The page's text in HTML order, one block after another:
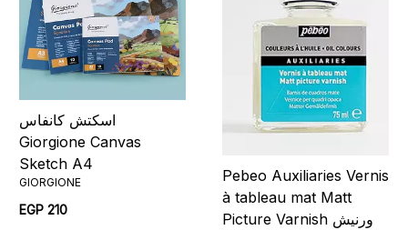
اسكتش كانفاس
Giorgione Canvas
Sketch A4
GIORGIONE
EGP 210
Pebeo Auxiliaries Vernis
à tableau mat Matt
Picture Varnish ورنيش